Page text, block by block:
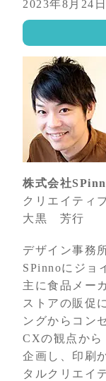
2023年8月24
株式会社
クリエイティ
大黒 芳行
デザイン事務
SPinnoにジョ
主に食品メー
ストアの販促
ングからコン
CXの観点から
企画し、印刷
タルクリエイ